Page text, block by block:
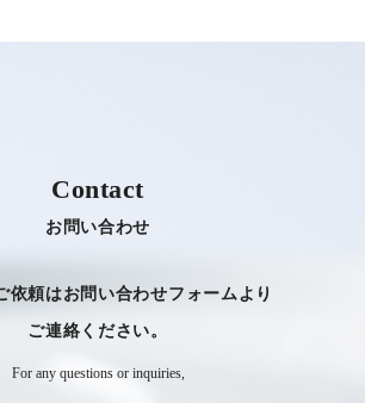
Contact
お問い合わせ
依頼はお問い合わせフォームより
​​​​​​​ご連絡ください。
For any questions or inquiries,